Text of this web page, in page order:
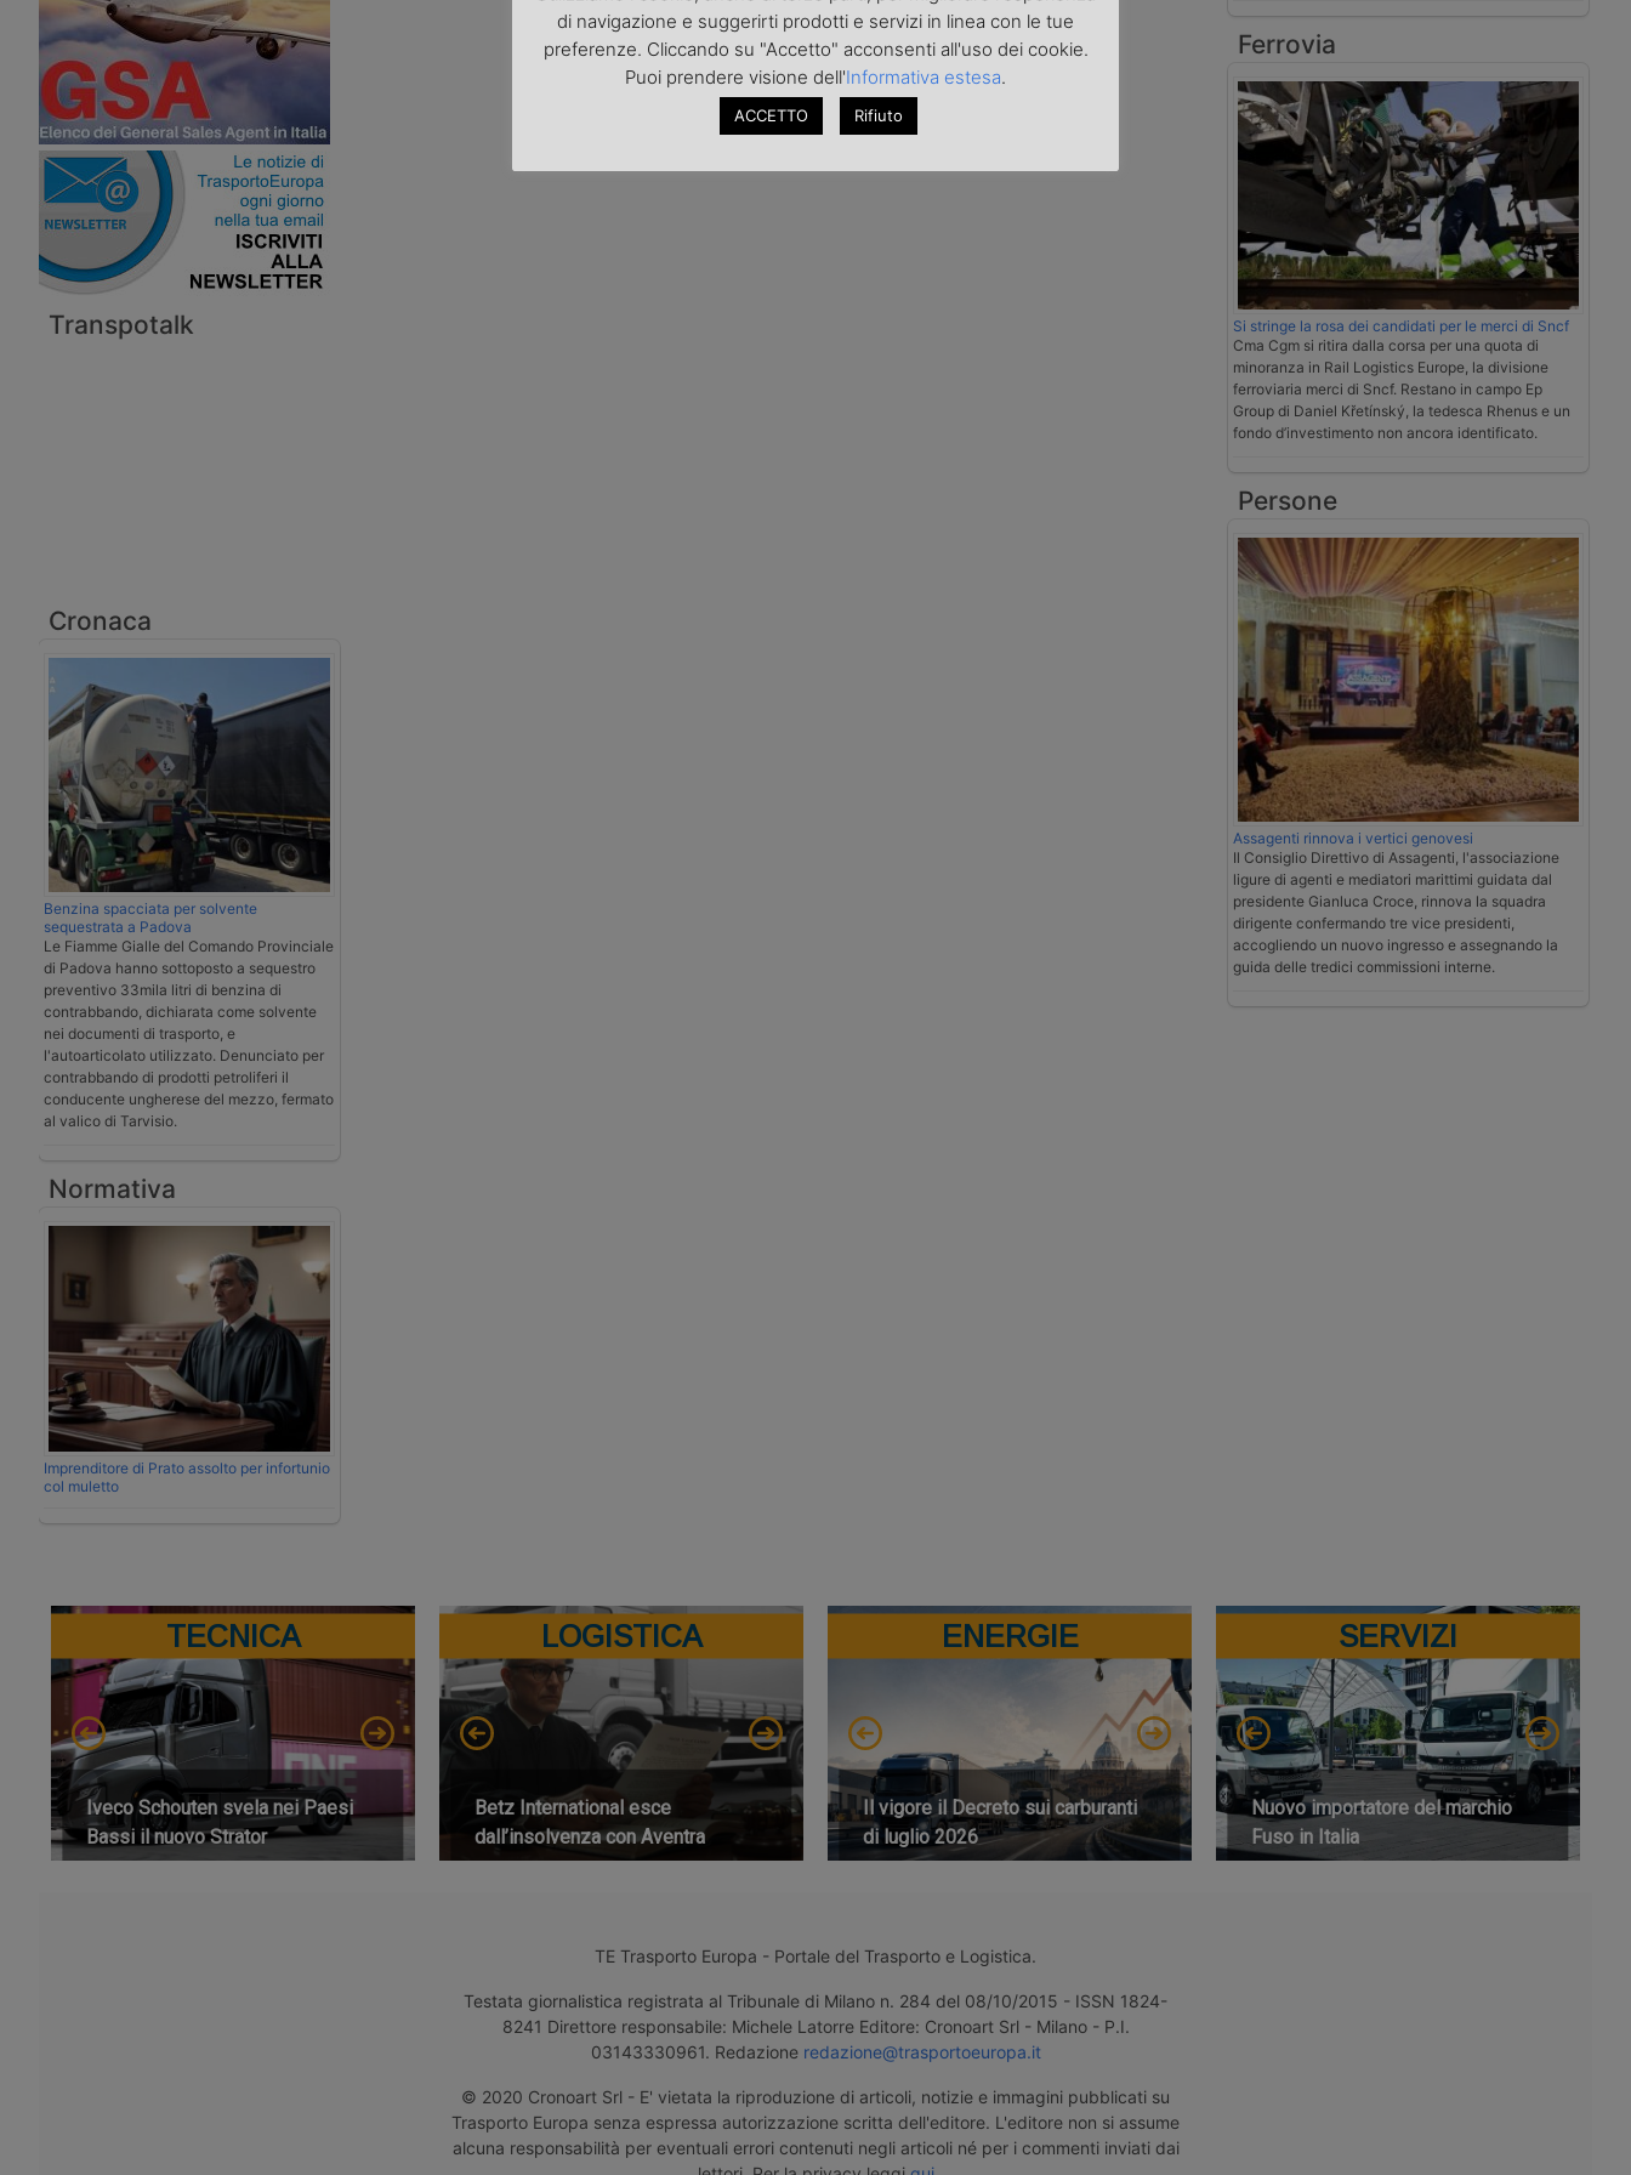
Transpotalk
Cronaca
Benzina spacciata per solvente
sequestrata a Padova
Le Fiamme Gialle del Comando Provinciale
di Padova hanno sottoposto a sequestro
preventivo 33mila litri di benzina di
contrabbando, dichiarata come solvente
nei documenti di trasporto, e
l'autoarticolato utilizzato. Denunciato per
contrabbando di prodotti petroliferi il
conducente ungherese del mezzo, fermato
al valico di Tarvisio.
Normativa
Imprenditore di Prato assolto per infortunio
col muletto
Ferrovia
Si stringe la rosa dei candidati per le merci di Sncf
Cma Cgm si ritira dalla corsa per una quota di
minoranza in Rail Logistics Europe, la divisione
ferroviaria merci di Sncf. Restano in campo Ep
Group di Daniel Křetínský, la tedesca Rhenus e un
fondo d’investimento non ancora identificato.
Persone
Assagenti rinnova i vertici genovesi
Il Consiglio Direttivo di Assagenti, l'associazione
ligure di agenti e mediatori marittimi guidata dal
presidente Gianluca Croce, rinnova la squadra
dirigente confermando tre vice presidenti,
accogliendo un nuovo ingresso e assegnando la
guida delle tredici commissioni interne.
TECNICA
Iveco Schouten svela nei Paesi
Bassi il nuovo Strator
LOGISTICA
Betz International esce
dall’insolvenza con Aventra
ENERGIE
Il vigore il Decreto sui carburanti
di luglio 2026
SERVIZI
Nuovo importatore del marchio
Fuso in Italia
TE Trasporto Europa - Portale del Trasporto e Logistica.
Testata giornalistica registrata al Tribunale di Milano n. 284 del 08/10/2015 - ISSN 1824-
8241 Direttore responsabile: Michele Latorre Editore: Cronoart Srl - Milano - P.I.
03143330961. Redazione redazione@trasportoeuropa.it
© 2020 Cronoart Srl - E' vietata la riproduzione di articoli, notizie e immagini pubblicati su
Trasporto Europa senza espressa autorizzazione scritta dell'editore. L'editore non si assume
alcuna responsabilità per eventuali errori contenuti negli articoli né per i commenti inviati dai
di navigazione e suggerirti prodotti e servizi in linea con le tue
preferenze. Cliccando su "Accetto" acconsenti all'uso dei cookie.
Puoi prendere visione dell'Informativa estesa.
ACCETTO Rifiuto